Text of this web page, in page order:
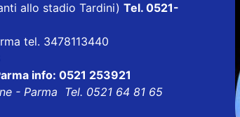
allo stadio Tardini) Tel. 0521-
tel. 3478113440
info: 0521 253921
- Parma Tel. 0521 64 81 65